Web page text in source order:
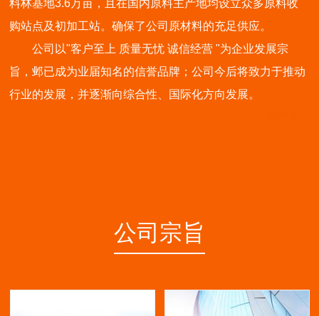
料林基地3.6万亩，且在国内原料主产地均设立众多原料收
购站点及初加工站。确保了公司原材料的充足供应。
公司以"客户至上 质量无忧 诚信经营 "为企业发展宗
旨，邺已成为业届知名的信誉品牌；公司今后将致力于推动
行业的发展，并逐渐向综合性、国际化方向发展。
公司宗旨